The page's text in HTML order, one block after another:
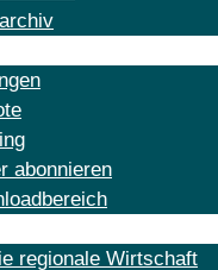
abonnieren
regionale Wirtschaft